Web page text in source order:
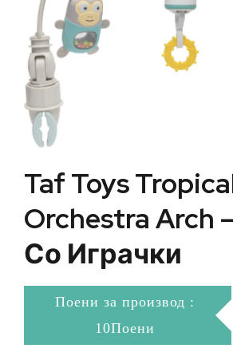
Taf Toys
Orchestra Arch
Со Играчки
Поени за производ :
10Поени